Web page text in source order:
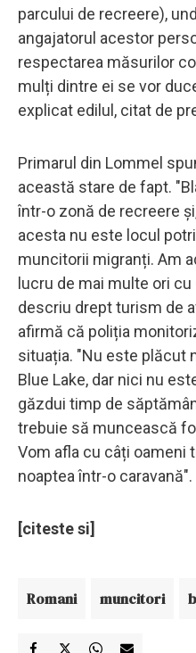
parcului de recreere),
angajatorul acestor
respectarea măsurilor
mulți dintre ei se vor
explicat edilul, citat de
Primarul din Lommel
această stare de fapt.
într-o zonă de recreere
acesta nu este locul
muncitorii migranți. Am
lucru de mai multe ori cu
descriu drept turism de
afirmă că poliția
situația. "Nu este plăcut
Blue Lake, dar nici nu
găzdui timp de
trebuie să muncească
Vom afla cu câți oameni
noaptea într-o caravană".
[citeste si]
Romani muncitori